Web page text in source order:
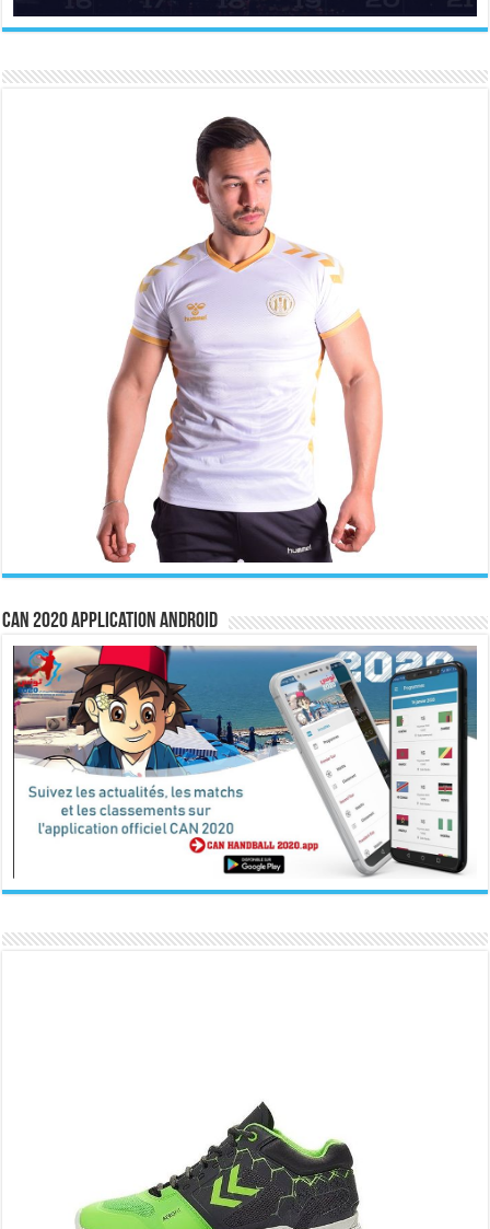
CAN 2020 Application Android